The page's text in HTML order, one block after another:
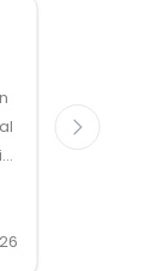
modules